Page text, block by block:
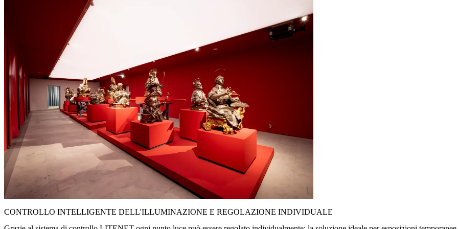
CONTROLLO INTELLIGENTE DELL'ILLUMINAZIONE E REGOLAZIONE INDIVIDUALE